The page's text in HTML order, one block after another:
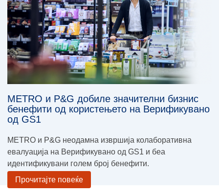
METRO и P&G добиле значителни бизнис
бенефити од користењето на Верификувано
од GS1
METRO и P&G неодамна извршија колаборативна
евалуација на Верификувано од GS1 и беа
идентификувани голем број бенефити.
Прочитајте повеќе